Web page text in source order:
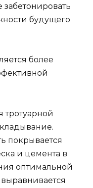
будущего
более
тротуарной
покрывается
и цемента в
оптимальной